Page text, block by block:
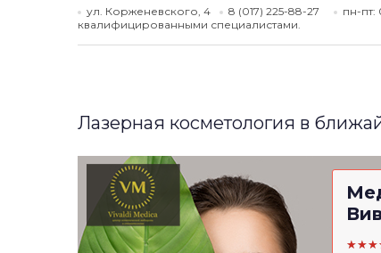
ул. Корженевского, 4 8 (017) 225-88-27 пн-пт:
квалифицированными специалистами.
Лазерная косметология в